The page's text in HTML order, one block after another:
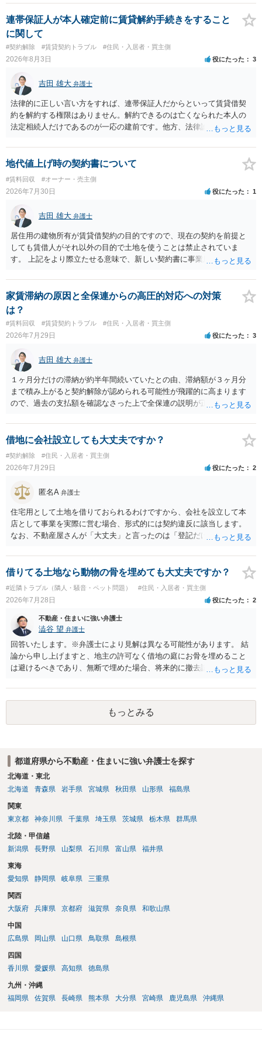
連帯保証人が本人確定前に賃貸解約手続きをすること
に関して
#契約解除 #賃貸契約トラブル #住民・入居者・買主側
2026年8月3日 役にたった 3
吉田 雄大 弁護士
法律的に正しい言い方をすれば、連帯保証人だからといって賃貸借契
約を解約する権限はありません。解約できるのは亡くなられた本人の
法定相続人だけであるのが一応の建前です。他方、法律論はさてお
する動機づけがなくなります。 今回進められつつある手続はあくまで
も、建物を賃貸人に一日も早く明け渡すための便宜的方法として理解
するのが良いと思います。またその方法で進めた方が、連帯保証人で
あるお知り合いさんにとっても、自身の経済的負担を最小限に食い止
められるため望ましいやり方だといえます。
地代値上げ時の契約書について
#賃料回収 #オーナー・売主側
2026年7月30日 役にたった 1
吉田 雄大 弁護士
居住用の建物所有が賃貸借契約の目的ですので、現在の契約を前提と
しても賃借人がそれ以外の目的で土地を使うことは禁止されていま
す。 上記をより際立たせる意味で、新しい契約書に事業用として用い
交渉である以上賃借人が拒んだ場合には入りませんが、提案するのは
良い方法と思います。
家賃滞納の原因と全保連からの高圧的対応への対策
は？
#賃料回収 #賃貸契約トラブル #住民・入居者・買主側
2026年7月29日 役にたった 3
吉田 雄大 弁護士
１ヶ月分だけの滞納が約半年間続いていたとの由、滞納額が３ヶ月分
まで積み上がると契約解除が認められる可能性が飛躍的に高まります
ので、過去の支払額を確認なさった上で全保連の説明が正しければ、
た理由は気になるところですが、中身のある返答は期待できないと思
います。
借地に会社設立しても大丈夫ですか？
#契約解除 #住民・入居者・買主側
2026年7月29日 役にたった 2
匿名A 弁護士
住宅用として土地を借りておられるわけですから、会社を設立して本
店として事業を実際に営む場合、形式的には契約違反に該当します。
なお、不動産屋さんが「大丈夫」と言ったのは「登記だけなら実務上
れますが、これは法的な保証ではありません。 ただ、解除まで認めら
れるかどうかについては信頼関係が破壊されたかどうかで判断されま
すので、建物を事務所・店舗用に大きく改築する等までなさらない限
り、リスクはそれほど大きくないかもしれません。 しかしそれでも、
大家さんが契約違反を口実に、将来の更新時に更新料の上乗せを要求
したり、立ち退きを迫る材料に使ったりする可能性は否定できませ
ん。
借りてる土地なら動物の骨を埋めても大丈夫ですか？
#近隣トラブル（隣人・騒音・ペット問題） #住民・入居者・買主側
2026年7月28日 役にたった 2
不動産・住まいに強い弁護士
澁谷 望 弁護士
回答いたします。※弁護士により見解は異なる可能性があります。 結
論から申し上げますと、地主の許可なく借地の庭にお骨を埋めること
は避けるべきであり、無断で埋めた場合、将来的に撤去請求や退去時
上、自分のペットの遺骨を埋める行為自体は墓地埋葬法違反や不法投
棄には該当しないため、犯罪になるわけではありません。しかし、建
物の所有者は質問者様であっても、土地の所有権はあくまで地主にあ
ります。そのため、地主に無断でお骨を埋める行為は、他人の所有権
事前に地主へ相談して許可を得るか、土地に直接埋めずに大きめの鉢
植え等で供養する「プランター葬」や、ペット霊園等への納骨を検討
されるのが確実かと思います。
もっとみる
都道府県から不動産・住まいに強い弁護士を探す
北海道・東北
北海道
青森県 岩手県 宮城県 秋田県 山形県 福島県
関東
東京都
神奈川県 千葉県 埼玉県 茨城県 栃木県 群馬県
北陸・甲信越
新潟県
長野県 山梨県 石川県 富山県 福井県
東海
愛知県
静岡県 岐阜県 三重県
関西
大阪府
兵庫県 京都府 滋賀県 奈良県 和歌山県
中国
広島県
岡山県 山口県 鳥取県 島根県
四国
香川県
愛媛県 高知県 徳島県
九州・沖縄
福岡県
佐賀県 長崎県 熊本県 大分県 宮崎県 鹿児島県 沖縄県